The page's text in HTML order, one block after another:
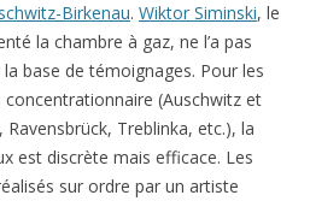
Birkenau. Wiktor Siminski, le
la chambre à gaz, ne l’a pas
base de témoignages. Pour les
concentrationnaire (Auschwitz et
Treblinka, etc.), la
est discrète mais efficace. Les
sur ordre par un artiste